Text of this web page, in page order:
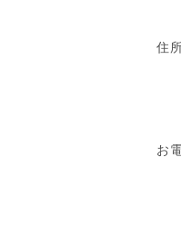
住
お